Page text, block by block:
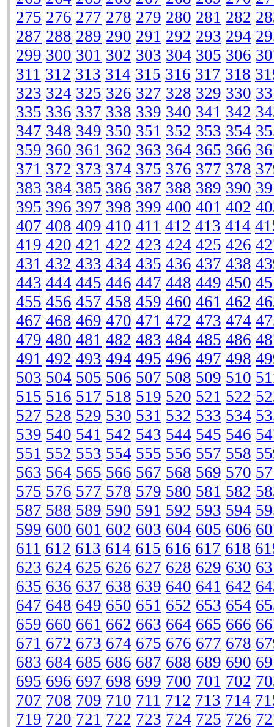
275 276 277 278 279 280 281 282
287 288 289 290 291 292 293 294
299 300 301 302 303 304 305 306
311 312 313 314 315 316 317 318
323 324 325 326 327 328 329 330
335 336 337 338 339 340 341 342
347 348 349 350 351 352 353 354
359 360 361 362 363 364 365 366
371 372 373 374 375 376 377 378
383 384 385 386 387 388 389 390
395 396 397 398 399 400 401 402
407 408 409 410 411 412 413 414
419 420 421 422 423 424 425 426
431 432 433 434 435 436 437 438
443 444 445 446 447 448 449 450
455 456 457 458 459 460 461 462
467 468 469 470 471 472 473 474
479 480 481 482 483 484 485 486
491 492 493 494 495 496 497 498
503 504 505 506 507 508 509 510
515 516 517 518 519 520 521 522
527 528 529 530 531 532 533 534
539 540 541 542 543 544 545 546
551 552 553 554 555 556 557 558
563 564 565 566 567 568 569 570
575 576 577 578 579 580 581 582
587 588 589 590 591 592 593 594
599 600 601 602 603 604 605 606
611 612 613 614 615 616 617 618
623 624 625 626 627 628 629 630
635 636 637 638 639 640 641 642
647 648 649 650 651 652 653 654
659 660 661 662 663 664 665 666
671 672 673 674 675 676 677 678
683 684 685 686 687 688 689 690
695 696 697 698 699 700 701 702
707 708 709 710 711 712 713 714
719 720 721 722 723 724 725 726